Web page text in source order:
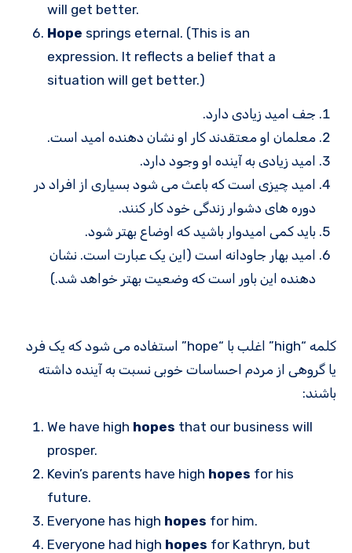
will get better.
Hope springs eternal. (This is an
expression. It reflects a belief that a
situation will get better.)
جف امید زیادی دارد.
معلمان او معتقدند کار او نشان دهنده امید است.
امید زیادی به آینده او وجود دارد.
امید چیزی است که باعث می شود بسیاری از افراد در
دوره های دشوار زندگی خود کار کنند.
باید کمی امیدوار باشید که اوضاع بهتر شود.
امید بهار جاودانه است (این یک عبارت است. نشان
دهنده این باور است که وضعیت بهتر خواهد شد.)
کلمه “high” اغلب با “hope” استفاده می شود که یک فرد
یا گروهی از مردم احساسات خوبی نسبت به آینده داشته
باشند:
We have high hopes that our business will
prosper.
Kevin’s parents have high hopes for his
future.
Everyone has high hopes for him.
Everyone had high hopes for Kathryn, but